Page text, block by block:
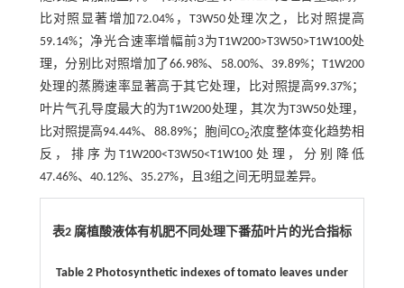
比对照显著增加72.04%，T3W50处理次之，比对照提高
59.14%；净光合速率增幅前3为T1W200>T3W50>T1W100处
理，分别比对照增加了66.98%、58.00%、39.89%；T1W200
处理的蒸腾速率显著高于其它处理，比对照提高99.37%；
叶片气孔导度最大的为T1W200处理，其次为T3W50处理，
比对照提高94.44%、88.89%；胞间CO2浓度整体变化趋势相
反，排序为T1W200<T3W50<T1W100处理，分别降低
47.46%、40.12%、35.27%，且3组之间无明显差异。
表2 腐植酸液体有机肥不同处理下番茄叶片的光合指标
Table 2 Photosynthetic indexes of tomato leaves under